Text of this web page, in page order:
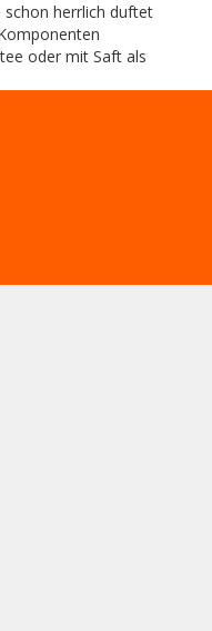
schon herrlich duftet
oder mit Saft als